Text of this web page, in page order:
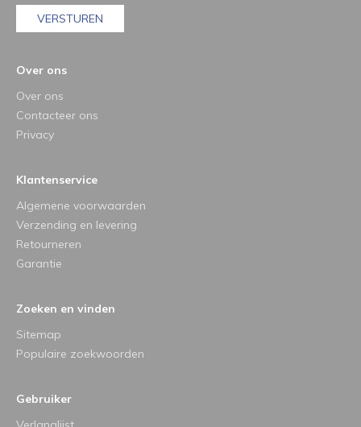
VERSTUREN
Over ons
Over ons
Contacteer ons
Privacy
Klantenservice
Algemene voorwaarden
Verzending en levering
Retourneren
Garantie
Zoeken en vinden
Sitemap
Populaire zoekwoorden
Gebruiker